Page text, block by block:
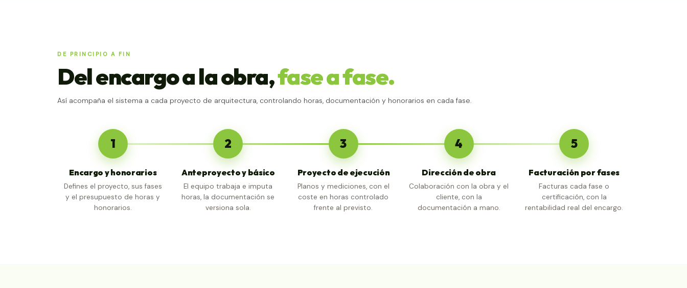
DE PRINCIPIO A FIN
Del encargo a la obra,fase a fase.
Así acompaña el sistema a cada proyecto de arquitectura, controlando horas, documentación y honorarios en cada fase.
1
Encargo y honorarios
Defines el proyecto, sus fases
y el presupuesto de horas y
honorarios.
2
Anteproyecto y básico
El equipo trabaja e imputa
horas, la documentación se
versiona sola.
3
Proyecto de ejecución
Planos y mediciones, con el
coste en horas controlado
frente al previsto.
4
Dirección de obra
Colaboración con la obra y el
cliente, con la
documentación a mano.
5
Facturación por fases
Facturas cada fase o
certificación, con la
rentabilidad real del encargo.